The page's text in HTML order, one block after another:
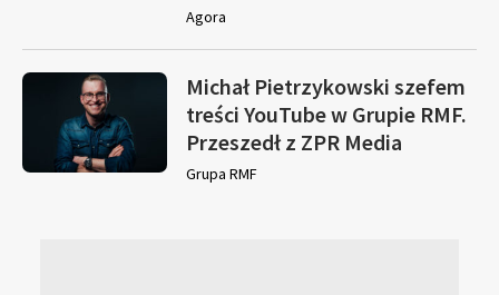
Agora
Michał Pietrzykowski szefem
treści YouTube w Grupie RMF.
Przeszedł z ZPR Media
Grupa RMF